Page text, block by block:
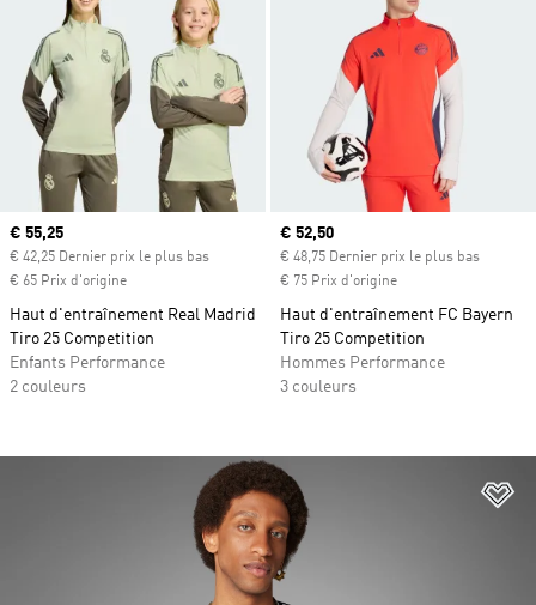
Prix actuel
€ 55,25
€ 42,25 Dernier prix le plus bas
€ 65 Prix d'origine
Haut d'entraînement Real Madrid
Tiro 25 Competition
Enfants Performance
2 couleurs
Prix actuel
€ 52,50
€ 48,75 Dernier prix le plus bas
€ 75 Prix d'origine
Haut d'entraînement FC Bayern
Tiro 25 Competition
Hommes Performance
3 couleurs